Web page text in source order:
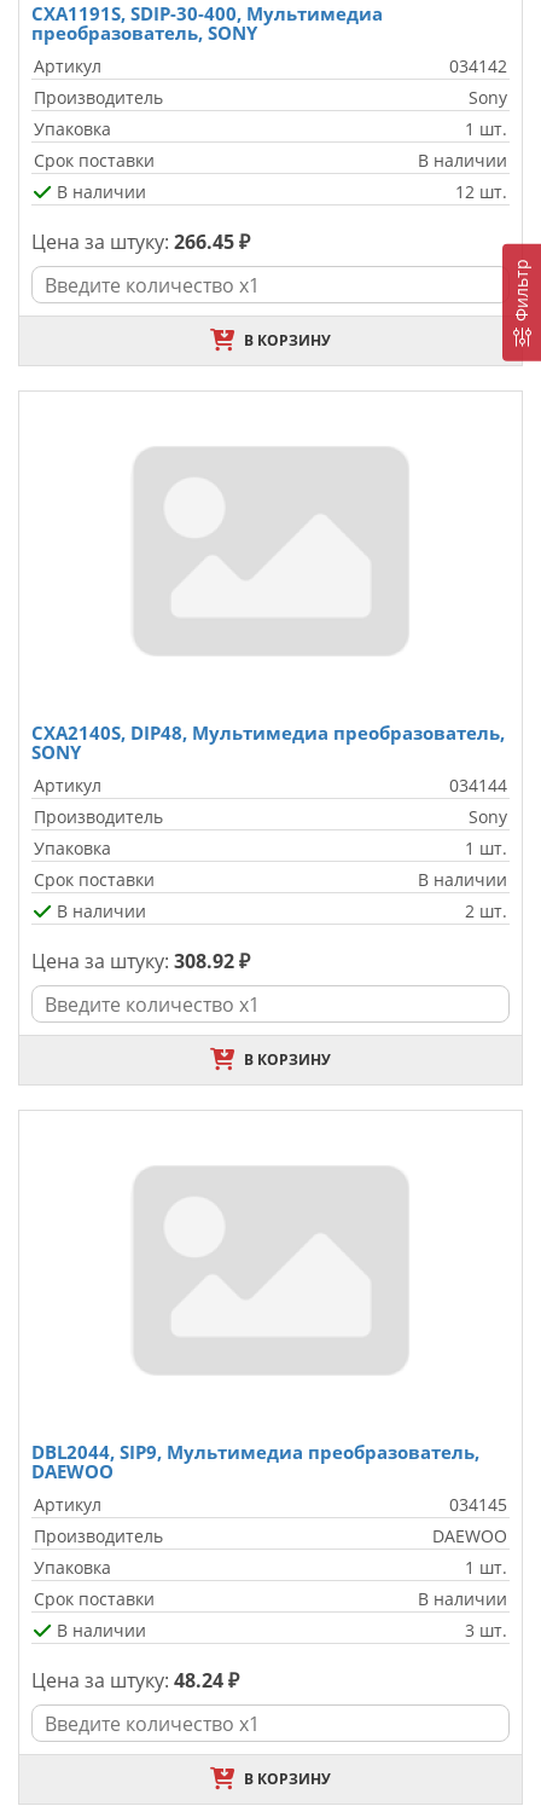
Фильтр
CXA1191S, SDIP-30-400, Мультимедиа
преобразователь, SONY
Артикул
034142
Производитель
Sony
Упаковка
1 шт.
Срок поставки
В наличии
В наличии
12 шт.
Цена за штуку: 266.45 ₽
В КОРЗИНУ
CXA2140S, DIP48, Мультимедиа преобразователь,
SONY
Артикул
034144
Производитель
Sony
Упаковка
1 шт.
Срок поставки
В наличии
В наличии
2 шт.
Цена за штуку: 308.92 ₽
В КОРЗИНУ
DBL2044, SIP9, Мультимедиа преобразователь,
DAEWOO
Артикул
034145
Производитель
DAEWOO
Упаковка
1 шт.
Срок поставки
В наличии
В наличии
3 шт.
Цена за штуку: 48.24 ₽
В КОРЗИНУ